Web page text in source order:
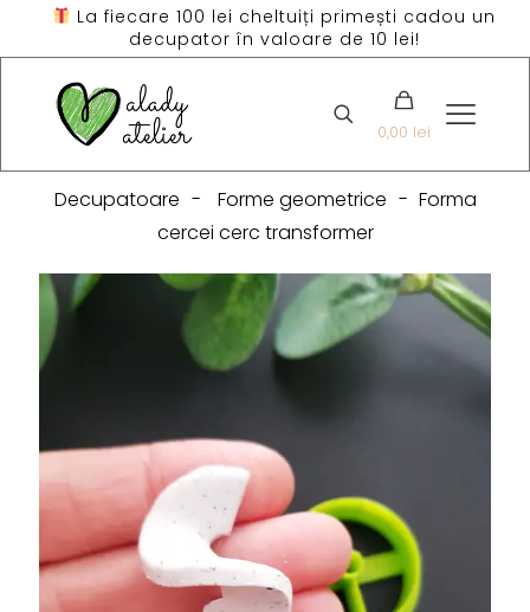
La fiecare 100 lei cheltuiți primești cadou un
decupator în valoare de 10 lei!
0,00 lei
Decupatoare - Forme geometrice - Forma
cercei cerc transformer